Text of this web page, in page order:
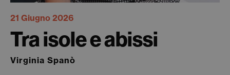
21 Giugno 2026
Tra isole e abissi
Virginia Spanò